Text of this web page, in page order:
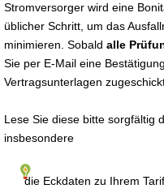
Stromversorger wird eine
üblicher Schritt, um das
minimieren. Sobald alle
Sie per E-Mail eine
Vertragsunterlagen
Lese Sie diese bitte sorgfältig
insbesondere
die Eckdaten zu Ihrem Tarif,